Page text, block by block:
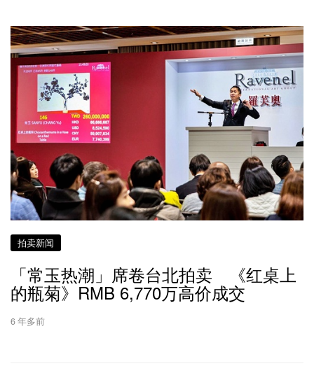
拍卖新闻
「常玉热潮」席卷台北拍卖 《红桌上
的瓶菊》RMB 6,770万高价成交
6 年多前